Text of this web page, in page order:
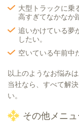
大型トラックに乗
高すぎてなかなか
追いかけている夢
したい。
空いている午前中
以上のようなお悩み
当社なら、すべて解
い。
その他メニ